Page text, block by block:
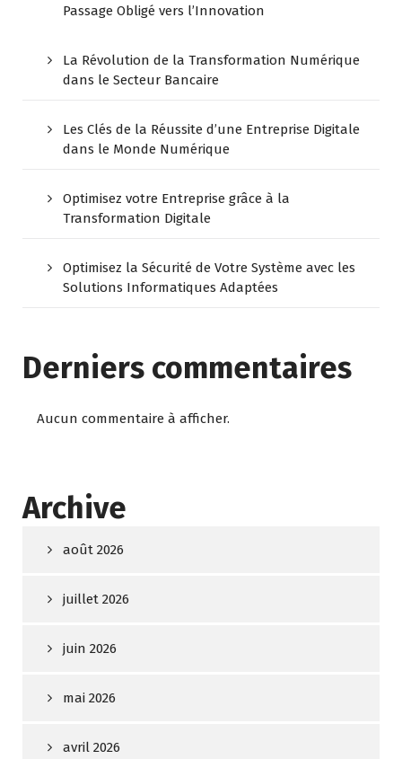
Passage Obligé vers l’Innovation
La Révolution de la Transformation Numérique
dans le Secteur Bancaire
Les Clés de la Réussite d’une Entreprise Digitale
dans le Monde Numérique
Optimisez votre Entreprise grâce à la
Transformation Digitale
Optimisez la Sécurité de Votre Système avec les
Solutions Informatiques Adaptées
Derniers commentaires
Aucun commentaire à afficher.
Archive
août 2026
juillet 2026
juin 2026
mai 2026
avril 2026